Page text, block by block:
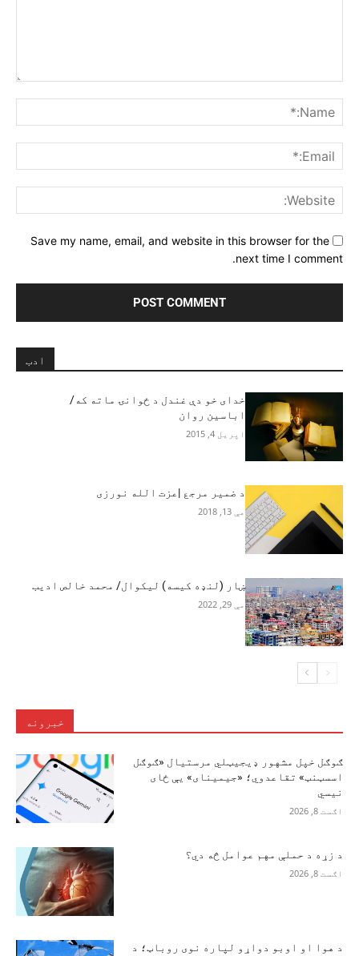
Save my name, email, and website in this browser for the
next time I comment.
ادب
خدای خو دې غندل د ځوانۍ ماته که/
اباسین روان
اپریل 4, 2015
د ضمیر مرجع |عزت الله نورزی
مې 13, 2018
ښار (لنډه کیسه) لیکوال/ محمد خالص ادیب
مې 29, 2022
خبرونه
ګوګل خپل مشهور ډیجیټلي مرستیال «ګوګل
اسسټنټ» تقاعدوي؛ «جیمینای» یې ځای
نیسي
اګست 8, 2026
د زړه د حملې مهم عوامل څه دي؟
اګست 8, 2026
د هوا او اوبو دواړو لپاره نوی روباټ؛ د